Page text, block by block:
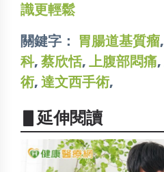
識更輕鬆
關鍵字： 胃腸道基質瘤,
科, 蔡欣恬, 上腹部悶痛,
術, 達文西手術,
▋延伸閱讀